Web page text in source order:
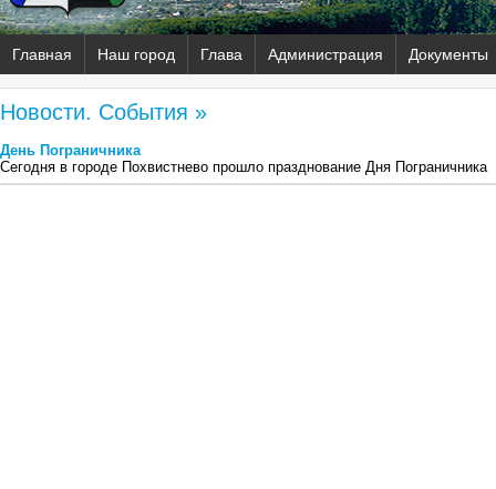
Главная Наш город Глава Администрация Документы
Новости. События »
День Пограничника
Сегодня в городе Похвистнево прошло празднование Дня Пограничника